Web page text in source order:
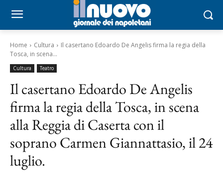
Home Cultura
Il casertano Edoardo De Angelis firma la regia della
Tosca, in scena...
Cultura Teatro
Il casertano Edoardo De Angelis
firma la regia della Tosca, in scena
alla Reggia di Caserta con il
soprano Carmen Giannattasio, il 24
luglio.